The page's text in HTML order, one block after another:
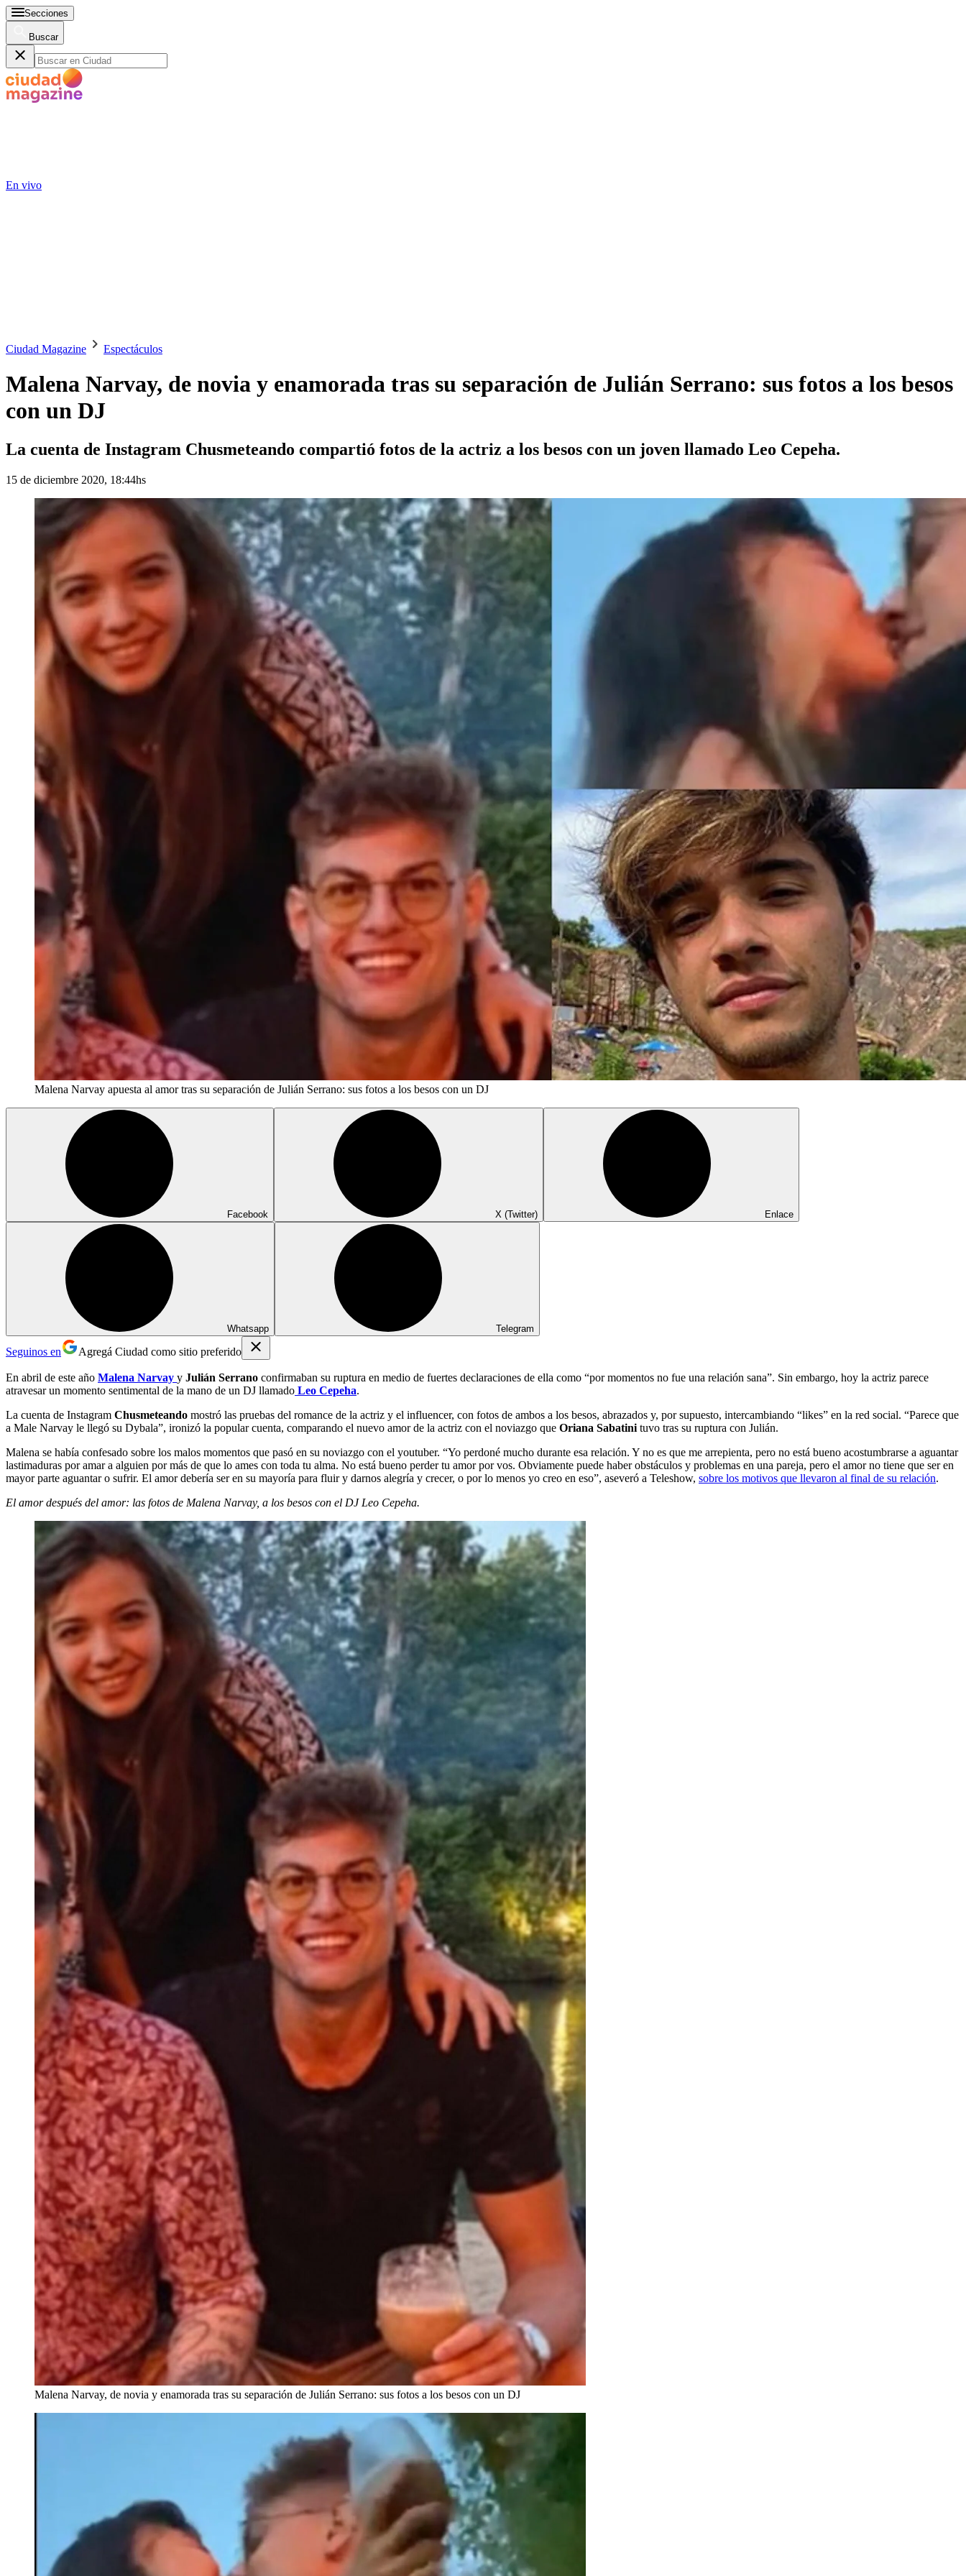
Secciones
Buscar
En vivo
Ciudad Magazine Espectáculos
Malena Narvay, de novia y enamorada tras su separación de Julián Serrano: sus fotos a los besos
con un DJ
La cuenta de Instagram Chusmeteando compartió fotos de la actriz a los besos con un joven llamado Leo Cepeha.
15 de diciembre 2020, 18:44hs
Malena Narvay apuesta al amor tras su separación de Julián Serrano: sus fotos a los besos con un DJ
Facebook X (Twitter) Enlace
Whatsapp Telegram
Seguinos en Agregá Ciudad como sitio preferido
En abril de este año Malena Narvay y Julián Serrano confirmaban su ruptura en medio de fuertes declaraciones de ella como “por momentos no fue una relación sana”. Sin embargo, hoy la actriz parece
atravesar un momento sentimental de la mano de un DJ llamado Leo Cepeha.
La cuenta de Instagram Chusmeteando mostró las pruebas del romance de la actriz y el influencer, con fotos de ambos a los besos, abrazados y, por supuesto, intercambiando “likes” en la red social. “Parece que
a Male Narvay le llegó su Dybala”, ironizó la popular cuenta, comparando el nuevo amor de la actriz con el noviazgo que Oriana Sabatini tuvo tras su ruptura con Julián.
Malena se había confesado sobre los malos momentos que pasó en su noviazgo con el youtuber. “Yo perdoné mucho durante esa relación. Y no es que me arrepienta, pero no está bueno acostumbrarse a aguantar
lastimaduras por amar a alguien por más de que lo ames con toda tu alma. No está bueno perder tu amor por vos. Obviamente puede haber obstáculos y problemas en una pareja, pero el amor no tiene que ser en
mayor parte aguantar o sufrir. El amor debería ser en su mayoría para fluir y darnos alegría y crecer, o por lo menos yo creo en eso”, aseveró a Teleshow, sobre los motivos que llevaron al final de su relación.
El amor después del amor: las fotos de Malena Narvay, a los besos con el DJ Leo Cepeha.
Malena Narvay, de novia y enamorada tras su separación de Julián Serrano: sus fotos a los besos con un DJ